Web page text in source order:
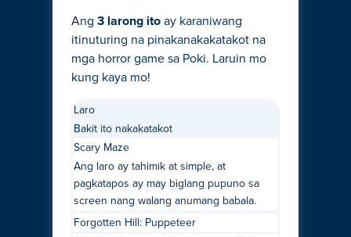
Ang 3 larong ito ay karaniwang
itinuturing na pinakanakakatakot na
mga horror game sa Poki. Laruin mo
kung kaya mo!
Laro
Bakit ito nakakatakot
Scary Maze
Ang laro ay tahimik at simple, at
pagkatapos ay may biglang pupuno sa
screen nang walang anumang babala.
Forgotten Hill: Puppeteer